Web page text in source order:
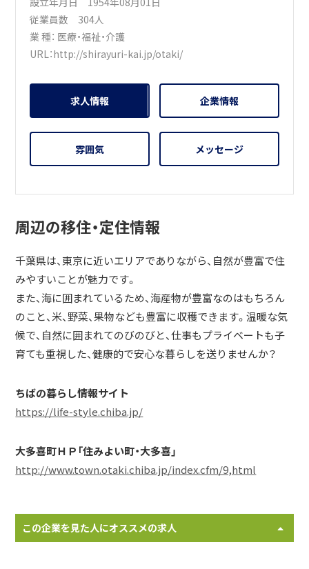
従業員数 304人
業 種： 医療・福祉・介護
URL：http://shirayuri-kai.jp/otaki/
求人情報 企業情報
雰囲気 メッセージ
周辺の移住・定住情報
千葉県は、東京に近いエリアでありながら、自然が豊富で住
みやすいことが魅力です。
また、海に囲まれているため、海産物が豊富なのはもちろん
のこと、米、野菜、果物なども豊富に収穫できます。温暖な気
候で、自然に囲まれてのびのびと、仕事もプライベートも子
育ても重視した、健康的で安心な暮らしを送りませんか？
ちばの暮らし情報サイト
https://life-style.chiba.jp/
大多喜町ＨＰ「住みよい町・大多喜」
http://www.town.otaki.chiba.jp/index.cfm/9,html
この企業を見た人にオススメの求人